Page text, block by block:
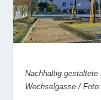
Nachhaltig gestaltete
Wechselgasse /